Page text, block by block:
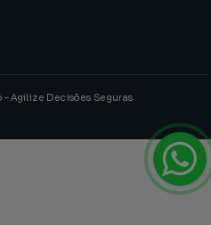
- Agilize Decisões Seguras